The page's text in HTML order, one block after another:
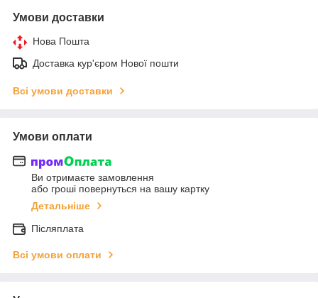
Умови доставки
Нова Пошта
Доставка кур'єром Нової пошти
Всі умови доставки
Умови оплати
Ви отримаєте замовлення
або гроші повернуться на вашу картку
Детальніше
Післяплата
Всі умови оплати